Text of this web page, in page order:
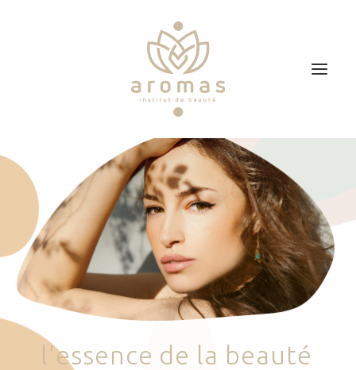
Soins
Je veux faire un bon cadeau
Plan d’accès
Prendre RDV
'essence de la beauté